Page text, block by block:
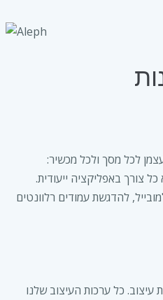
לכל מסך ולכל מכשיר:
צורך באפליקציה ייעודית.
להדגשת עמודים רלוונטים
עיצוב. כל ערכות העיצוב שלנו